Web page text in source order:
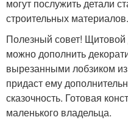
могут послужить детали
строительных материалов.
Полезный совет!
можно дополнить
вырезанными лобзиком
придаст ему
сказочность. Готовая
маленького владельца.